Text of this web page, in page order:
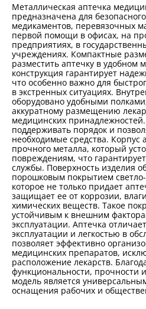
Металлическая аптечка
предназначена для
медикаментов, перевязочных
первой помощи в офисах, на
предприятиях, в
учреждениях. Компактные
разместить аптечку в удобном
конструкция гарантирует
что особенно важно для
в экстренных ситуациях.
оборудовано удобными
аккуратному размещению
медицинских
поддерживать порядок и
необходимые средства. Корпус
прочного металла, который
повреждениям, что
службы. Поверхность изделия
порошковым покрытием светло-
которое не только придает
защищает ее от коррозии,
химических веществ. Такое
устойчивым к внешним
эксплуатации. Аптечка
эксплуатации и легкостью в
позволяет эффективно
медицинских препаратов,
расположение лекарств.
функциональности, прочности
модель является
оснащения рабочих и